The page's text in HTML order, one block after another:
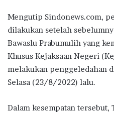
Mengutip Sindonews.com,
dilakukan setelah
Bawaslu Prabumulih yang
Khusus Kejaksaan Negeri
melakukan penggeledahan
Selasa (23/8/2022) lalu.
Dalam kesempatan